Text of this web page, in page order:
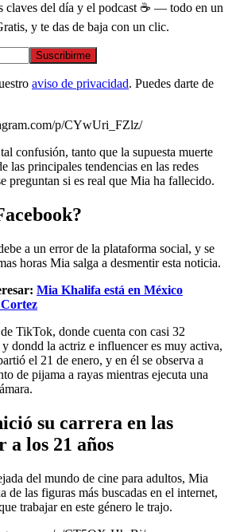
claves del día y el podcast ☕ — todo en un
y te das de baja con un clic.
Suscribirme
aviso de privacidad. Puedes darte de
p/CYwUri_FZlz/
confusión, tanto que la supuesta muerte
las principales tendencias en las redes
preguntan si es real que Mia ha fallecido.
a un error de la plataforma social, y se
horas Mia salga a desmentir esta noticia.
Mia Khalifa está en México
TikTok, donde cuenta con casi 32
dondd la actriz e influencer es muy activa,
el 21 de enero, y en él se observa a
de pijama a rayas mientras ejecuta una
su carrera en las
a los 21 años
del mundo de cine para adultos, Mia
de las figuras más buscadas en el internet,
trabajar en este género le trajo.